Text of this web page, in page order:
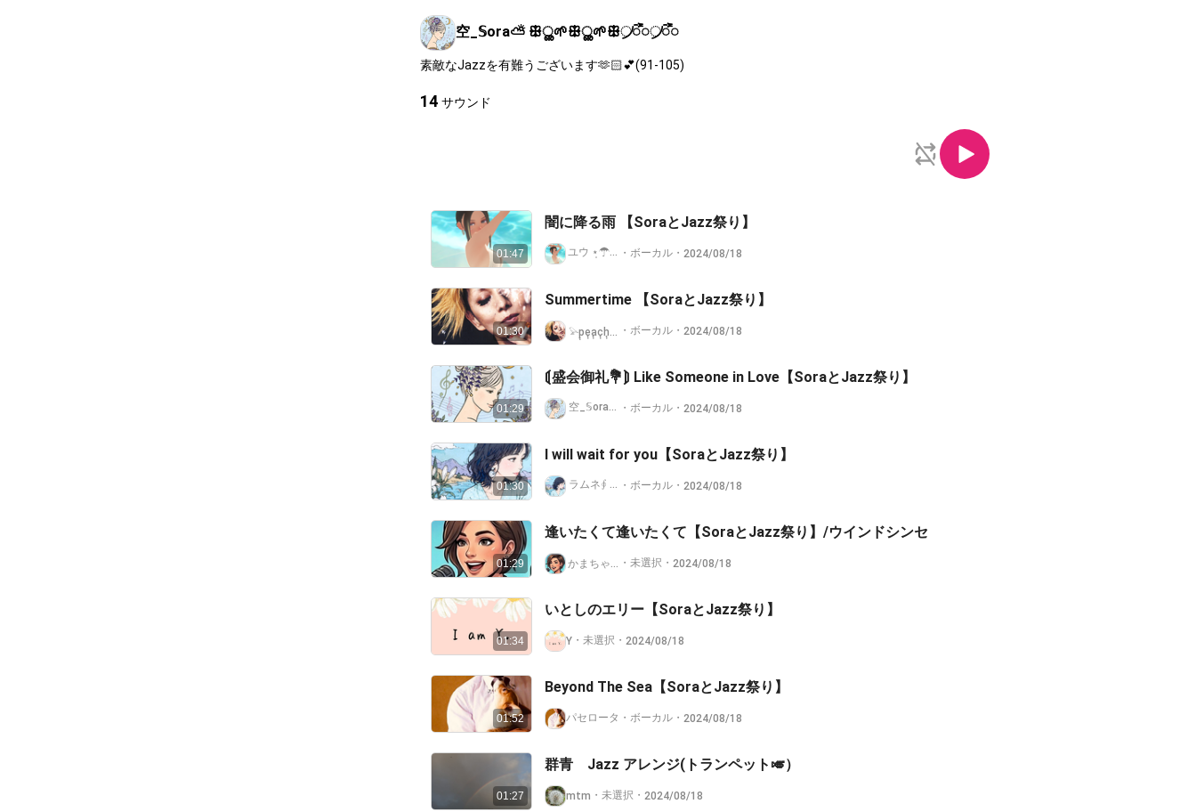
空_𝕊ora⛅️ ꕥൢ🌱ꕥൢ🌱ꕥ᜴ᯭ᯦᜴ᯭ᯦
素敵なJazzを有難うございます🫶🏻︎💕(91-105)
14 サウンド
01:47
闇に降る雨 【SoraとJazz祭り】
ユウ ⋆̩☂︎*̣̩.ﾟ☾⋆·̩͙⑅* 🐈‍⬛ *.+ﾟ
・ ボーカル ・ 2024/08/18
01:30
Summertime 【SoraとJazz祭り】
𓅫p᷂e᷂a᷂c᷂h᷂a᷂n᷂n᷂e᷂𓅫 홍시
・ ボーカル ・ 2024/08/18
01:29
⟬盛会御礼💐⟭ Like Someone in Love【SoraとJazz祭り】
空_𝕊ora⛅️ ꕥൢ🌱ꕥൢ🌱ꕥ᜴ᯭ᯦᜴ᯭ᯦
・ ボーカル ・ 2024/08/18
01:30
I will wait for you【SoraとJazz祭り】
ラムネ∮ 🫧❄️🤍💎🫧
・ ボーカル ・ 2024/08/18
01:29
逢いたくて逢いたくて【SoraとJazz祭り】/ウインドシンセ
かまちゃん🍒1週間ぶり投稿だぁ🤗『HERO』かっぱくん🥒と🎂🎉💐🎁／コメ💬返ᝰ✍🏻✩꙳聴きnana((((´o･ω･｀)oのろのろ🙏投稿な
・ 未選択 ・ 2024/08/18
01:34
いとしのエリー【SoraとJazz祭り】
Y ・ 未選択 ・ 2024/08/18
01:52
Beyond The Sea【SoraとJazz祭り】
パセロータ ・ ボーカル ・ 2024/08/18
01:27
群青 Jazz アレンジ(トランペット🎺）
mtm ・ 未選択 ・ 2024/08/18